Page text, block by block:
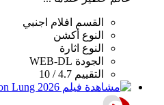
القسم
افلام اجنبي
النوع أكشن
النوع اثارة
الجودة WEB-DL
التقييم 4.7 / 10